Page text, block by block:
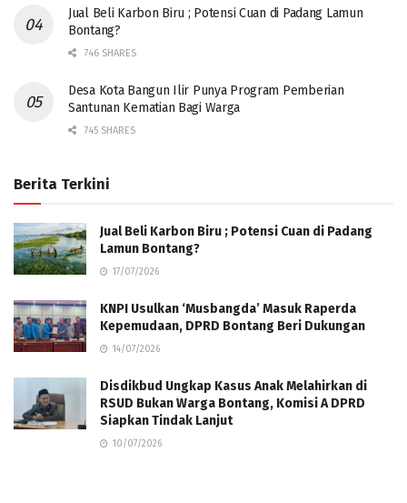
Jual Beli Karbon Biru ; Potensi Cuan di Padang Lamun
Bontang?
746 SHARES
Desa Kota Bangun Ilir Punya Program Pemberian
Santunan Kematian Bagi Warga
745 SHARES
Berita Terkini
Jual Beli Karbon Biru ; Potensi Cuan di Padang
Lamun Bontang?
17/07/2026
KNPI Usulkan ‘Musbangda’ Masuk Raperda
Kepemudaan, DPRD Bontang Beri Dukungan
14/07/2026
Disdikbud Ungkap Kasus Anak Melahirkan di
RSUD Bukan Warga Bontang, Komisi A DPRD
Siapkan Tindak Lanjut
10/07/2026